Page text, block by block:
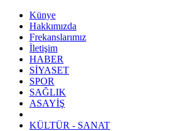
Künye
Hakkımızda
Frekanslarımız
İletişim
HABER
SİYASET
SPOR
SAĞLIK
ASAYİŞ
KÜLTÜR - SANAT